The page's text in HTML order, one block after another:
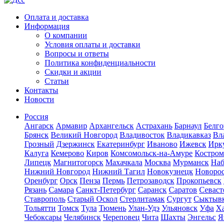
Оплата и доставка
Информация
О компании
Условия оплаты и доставки
Вопросы и ответы
Политика конфиденциальности
Скидки и акции
Статьи
Контакты
Новости
Россия
Ангарск Армавир Архангельск Астрахань Барнаул
Брянск Великий Новгород Владивосток Владикавказ
Грозный Дзержинск Екатеринбург Иваново Ижевск
Калуга Кемерово Киров Комсомольск-на-Амуре
Липецк Магнитогорск Махачкала Москва Мурманск
Нижний Новгород Нижний Тагил Новокузнецк
Оренбург Орск Пенза Пермь Петрозаводск Прокопьевск
Рязань Самара Санкт-Петербург Саранск Саратов
Ставрополь Старый Оскол Стерлитамак Сургут
Тольятти Томск Тула Тюмень Улан-Удэ Ульяновск Уфа
Чебоксары Челябинск Череповец Чита Шахты Энгельс